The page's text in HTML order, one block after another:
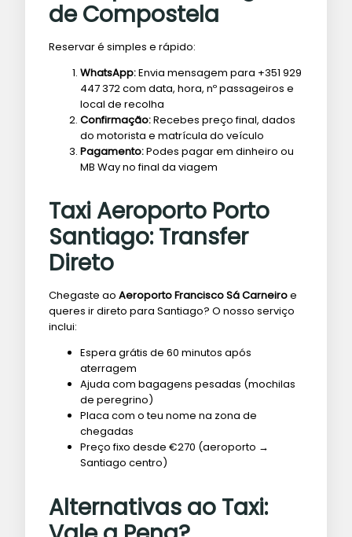
de Compostela
Reservar é simples e rápido:
WhatsApp:Envia mensagem para +351 929
447 372 com data, hora, nº passageiros e
local de recolha
Confirmação:Recebes preço final, dados
do motorista e matrícula do veículo
Pagamento:Podes pagar em dinheiro ou
MB Way no final da viagem
Taxi Aeroporto Porto
Santiago: Transfer
Direto
Chegaste ao Aeroporto Francisco Sá Carneiroe
queres ir direto para Santiago? O nosso serviço
inclui:
Espera grátis de 60 minutos após
aterragem
Ajuda com bagagens pesadas (mochilas
de peregrino)
Placa com o teu nome na zona de
chegadas
Preço fixo desde €270 (aeroporto →
Santiago centro)
Alternativas ao Taxi: